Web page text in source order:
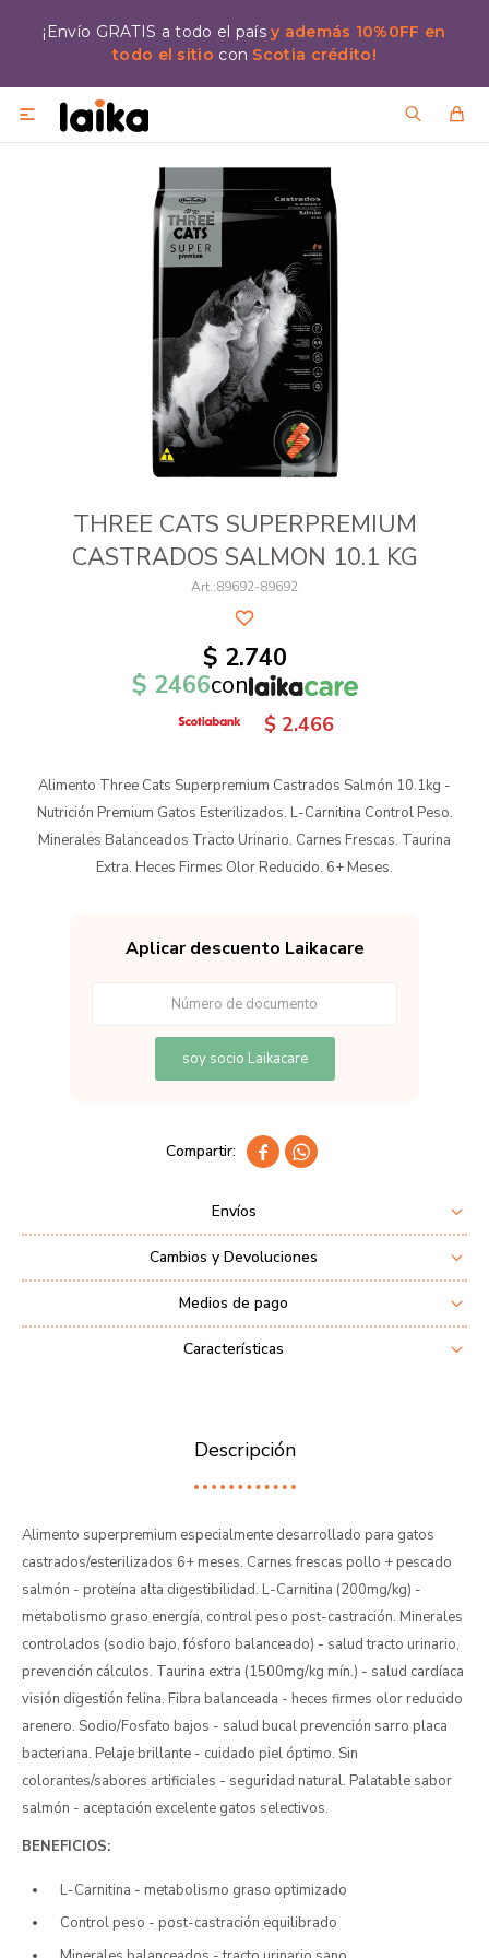
¡Envío GRATIS a todo el paísy además 10%0FF en
todo el sitio con Scotia crédito!

THREE CATS SUPERPREMIUM
CASTRADOS SALMON 10.1 KG
89692-89692
$ 2.740
$ 2466con
$ 2.466
Alimento Three Cats Superpremium Castrados Salmón 10.1kg -
Nutrición Premium Gatos Esterilizados. L-Carnitina Control Peso.
Minerales Balanceados Tracto Urinario. Carnes Frescas. Taurina
Extra. Heces Firmes Olor Reducido. 6+ Meses.
Aplicar descuento Laikacare
soy socio Laikacare
 
Envíos
Cambios y Devoluciones
Medios de pago
Características
Descripción
Alimento superpremium especialmente desarrollado para gatos
castrados/esterilizados 6+ meses. Carnes frescas pollo + pescado
salmón - proteína alta digestibilidad. L-Carnitina (200mg/kg) -
metabolismo graso energía, control peso post-castración. Minerales
controlados (sodio bajo, fósforo balanceado) - salud tracto urinario,
prevención cálculos. Taurina extra (1500mg/kg mín.) - salud cardíaca
visión digestión felina. Fibra balanceada - heces firmes olor reducido
arenero. Sodio/Fosfato bajos - salud bucal prevención sarro placa
bacteriana. Pelaje brillante - cuidado piel óptimo. Sin
colorantes/sabores artificiales - seguridad natural. Palatable sabor
salmón - aceptación excelente gatos selectivos.
BENEFICIOS:
L-Carnitina - metabolismo graso optimizado
Control peso - post-castración equilibrado